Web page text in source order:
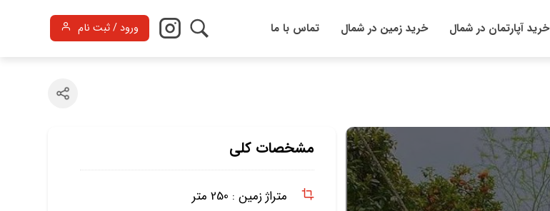
خرید آپارتمان در شمال خرید زمین در شمال تماس با ما ورود / ثبت نام
مشخصات کلی
متراژ زمین : 250 متر